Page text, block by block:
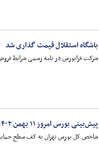
باشگاه استقلال قیمت گذاری شد
شرکت فرابورس در نامه رسمی شرایط فروش
پیش‌بینی بورس امروز ۱۱ بهمن ۱۴۰۲
شاخص کل بورس تهران به کف سطح حمایت